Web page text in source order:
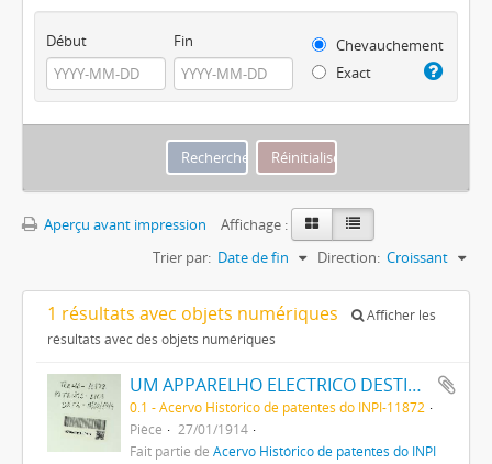
Début Fin
Chevauchement
Exact
Aperçu avant impression
Affichage :
Trier par: Date de fin Direction: Croissant
1 résultats avec objets numériques
Afficher les
résultats avec des objets numériques
UM APPARELHO ELECTRICO DESTINADO A SERVIR COMO ALVO, DENOMINADO ALVO-BALL, E A RECLAME EM CINEMATOGRAPHOS E ESTABELECIMENTOS DE DIVERSÕES
0.1 - Acervo Histórico de patentes do INPI-11872
Pièce
27/01/1914
Fait partie de Acervo Histórico de patentes do INPI